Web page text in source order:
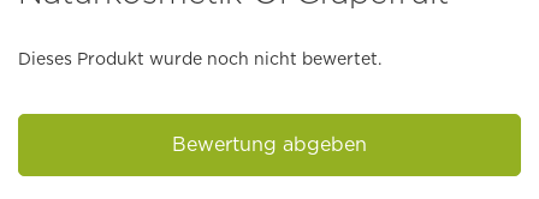
Dieses Produkt wurde noch nicht bewertet.
Bewertung abgeben